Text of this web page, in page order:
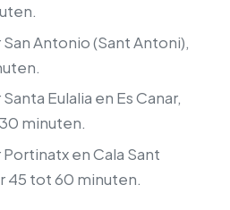
Antonio (Sant Antoni),
Eulalia en Es Canar,
minuten.
en Cala Sant
45 tot 60 minuten.